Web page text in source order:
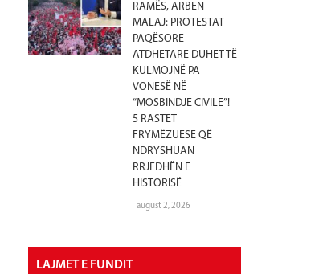
RAMËS, ARBEN
MALAJ: PROTESTAT
PAQËSORE
ATDHETARE DUHET TË
KULMOJNË PA
VONESË NË
“MOSBINDJE CIVILE”!
5 RASTET
FRYMËZUESE QË
NDRYSHUAN
RRJEDHËN E
HISTORISË
august 2, 2026
LAJMET E FUNDIT